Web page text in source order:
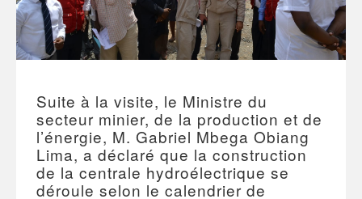
Suite à la visite, le Ministre du
secteur minier, de la production et de
l’énergie, M. Gabriel Mbega Obiang
Lima, a déclaré que la construction
de la centrale hydroélectrique se
déroule selon le calendrier de